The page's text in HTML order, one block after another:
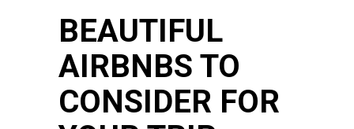
BEAUTIFUL
AIRBNBS TO
CONSIDER FOR